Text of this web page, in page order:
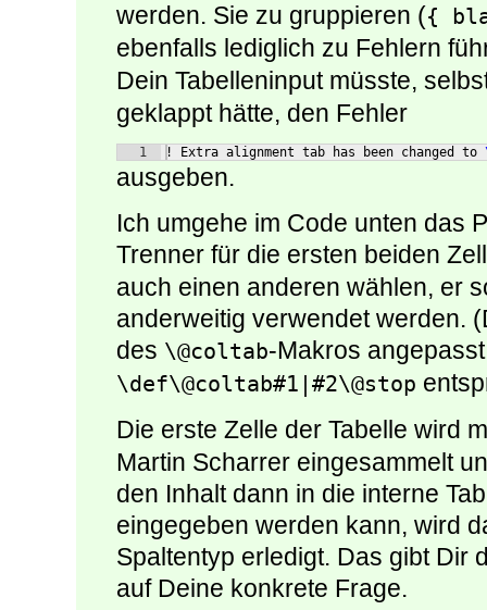
werden. Sie zu gruppieren ({
ebenfalls lediglich zu Fehlern
Dein Tabelleninput müsste,
geklappt hätte, den Fehler
1 ! Extra alignment tab has been changed to
ausgeben.
Ich umgehe im Code unten das
Trenner für die ersten beiden
auch einen anderen wählen, er
anderweitig verwendet werden.
des \@coltab-Makros
\def\@coltab#1|#2\@stop
Die erste Zelle der Tabelle wird
Martin Scharrer eingesammelt
den Inhalt dann in die interne
eingegeben werden kann, wird
Spaltentyp erledigt. Das gibt Dir
auf Deine konkrete Frage.